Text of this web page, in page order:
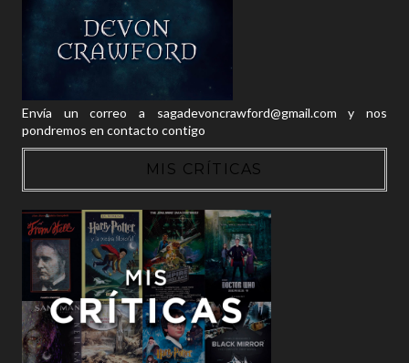
Envía un correo a sagadevoncrawford@gmail.com y nos
pondremos en contacto contigo
MIS CRÍTICAS